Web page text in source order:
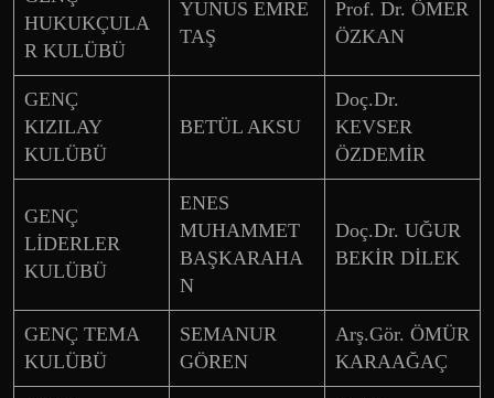
HUKUKÇULA
R KULÜBÜ
YUNUS EMRE
TAŞ
Prof. Dr. ÖMER
ÖZKAN
GENÇ
KIZILAY
KULÜBÜ
BETÜL AKSU
Doç.Dr.
KEVSER
ÖZDEMİR
GENÇ
LİDERLER
KULÜBÜ
ENES
MUHAMMET
BAŞKARAHA
N
Doç.Dr. UĞUR
BEKİR DİLEK
GENÇ TEMA
KULÜBÜ
SEMANUR
GÖREN
Arş.Gör. ÖMÜR
KARAAĞAÇ